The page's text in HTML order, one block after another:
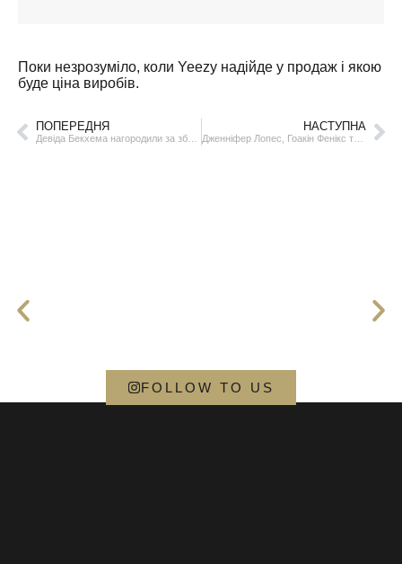
Поки незрозуміло, коли Yeezy надійде у продаж і якою
буде ціна виробів.
ПОПЕРЕДНЯ НАСТУПНА
Дженніфер Лопес, Гоакін Фенікс та інші номінанти «Золотої малини»-2025
FOLLOW TO US